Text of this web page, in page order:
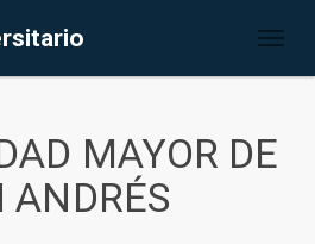
MAYOR DE
ANDRÉS